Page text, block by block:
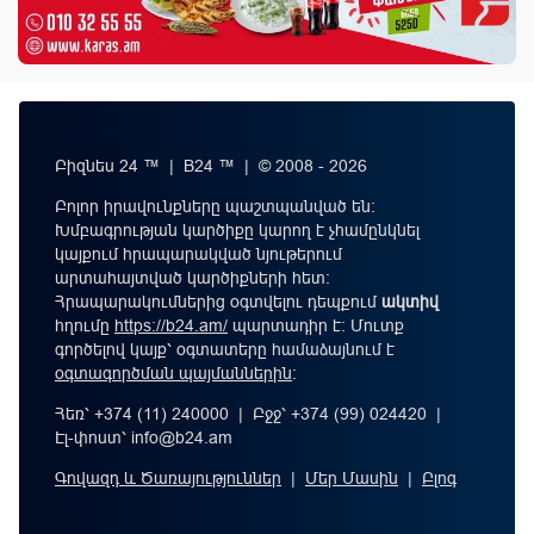
Բիզնես 24 ™ | B24 ™ | © 2008 - 2026
Բոլոր իրավունքները պաշտպանված են:
Խմբագրության կարծիքը կարող է չհամընկնել
կայքում հրապարակված նյութերում
արտահայտված կարծիքների հետ:
Հրապարակումներից օգտվելու դեպքումակտիվ
հղումը https://b24.am/ պարտադիր է: Մուտք
գործելով կայք՝ օգտատերը համաձայնում է
օգտագործման պայմաններին։
Հեռ՝ +374 (11) 240000 | Բջջ՝ +374 (99) 024420 |
Էլ-փոստ՝ info@b24.am
Գովազդ և Ծառայություններ | Մեր Մասին | Բլոգ